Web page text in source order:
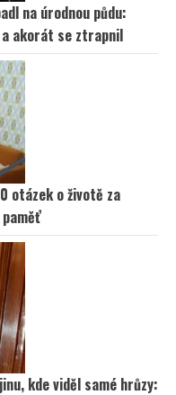
na úrodnou půdu:
a akorát se ztrapnil
otázek o životě za
kde viděl samé hrůzy: